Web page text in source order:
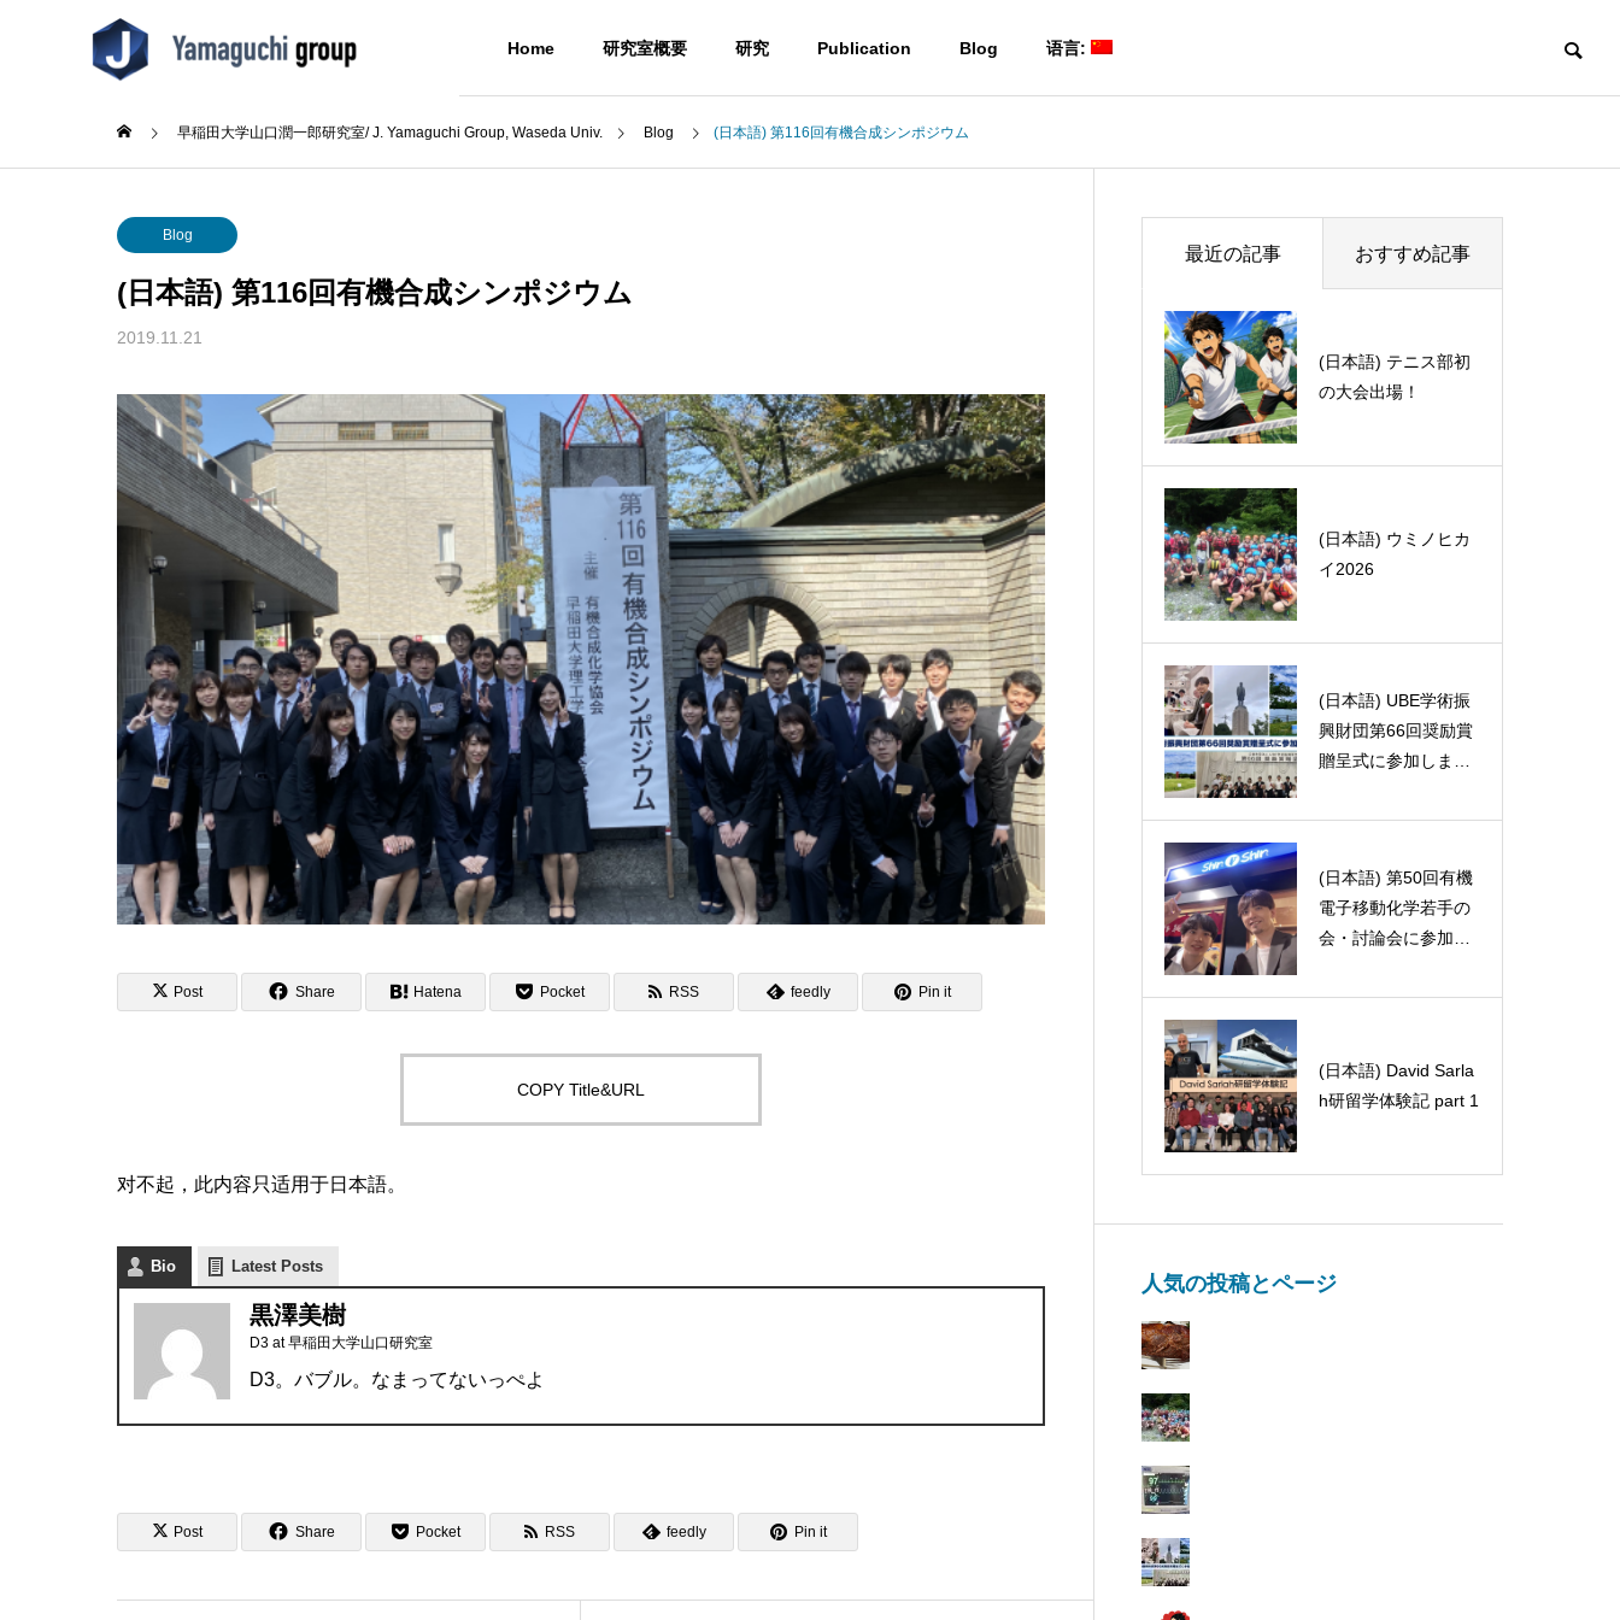
Home 研究室概要 研究 Publication Blog 语言:
About Us
Blog
(日本語) テニス部初の大会出
場！
(日本語) ウミノヒカイ2026
(日本語) UBE学術振興財団第6
6回奨励賞贈呈式に参加しまし
た
(日本語) 第50回有機電子移動
化学若手の会・討論会に参加
しました。
体験記 part 1
早稲田大学山口潤一郎研究室/ J. Yamaguchi Group, Waseda Univ. Blog (日本語) 第116回有機合成シンポジウム
Blog
(日本語) 第116回有機合成シンポジウム
2019.11.21
Post Share Hatena Pocket RSS feedly Pin it
COPY Title&URL
对不起，此内容只适用于日本語。
Bio Latest Posts
黒澤美樹
D3 at早稲田大学山口研究室
D3。バブル。なまってないっぺよ
Post Share Pocket RSS feedly Pin it
最近の記事 おすすめ記事
(日本語) テニス部初
の大会出場！
(日本語) ウミノヒカ
イ2026
(日本語) UBE学術振
興財団第66回奨励賞
贈呈式に参加しまし
(日本語) 第50回有機
電子移動化学若手の
会・討論会に参加し
(日本語) David Sarla
h研留学体験記 part 1
興財団第66回奨励賞
贈呈式に参加しまし
(日本語) 臭いけど癖
になる!?匂う化合物
(日本語) おばあちゃ
(日本語) 入門のスス
(日本語) スノボデビ
ューしました
人気の投稿とページ